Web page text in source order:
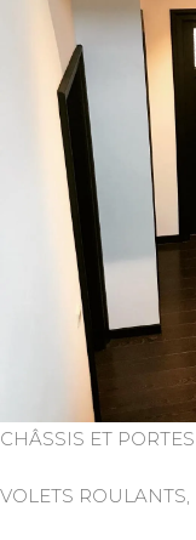
CHÂSSIS ET
VOLETS ROULANTS,